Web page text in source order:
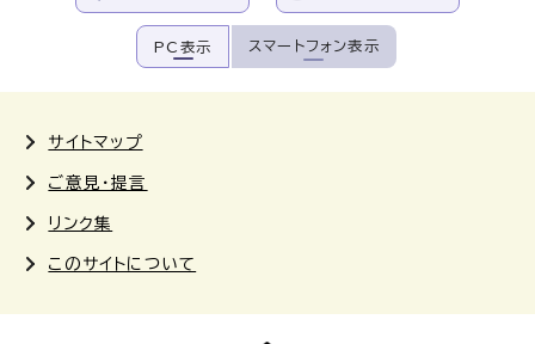
PC表示 スマートフォン表示
サイトマップ
ご意見・提言
リンク集
このサイトについて